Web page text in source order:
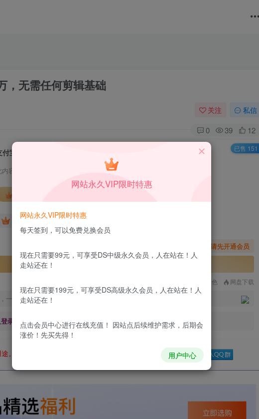
，无需任何剪辑基础
关注 私信
0 39 12
付宝分成计划新玩法，矩阵操作月入过万，无需任何剪辑基础
内容为付费资源，请付费后查看
DS中级会员 免费 DS高级会员
您暂无购买权限，请先开通会员
安全绿色 网盘下载
经出售不予退款，购买如有疑问请及时联系站长QQ：
录回复下载，都为 免费资源，积分只需签到就可以获得！
已售 151
。如有侵权、不妥之处，请第一时间联系我们删除！ Q群：
网站永久VIP限时特惠
网站永久VIP限时特惠
每天签到，可以免费兑换会员
现在只需要99元，可享受DS中级永久会员，人在站在！人
走站还在！
现在只需要199元，可享受DS高级永久会员，人在站在！人
走站还在！
点击会员中心进行在线充值！ 因站点后续维护需求，后期会
涨价！先买先得！
用户中心